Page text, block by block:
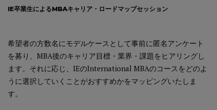
IE卒業生によるMBAキャリア・ロードマップセッション
希望者の方数名にモデルケースとして事前に匿名アンケート
を募り、MBA後のキャリア目標・業界・課題をヒアリングし
ます。それに応じ、IEのInternational MBAのコースをどのよ
うに選択していくことがおすすめかをマッピングいたしま
す。